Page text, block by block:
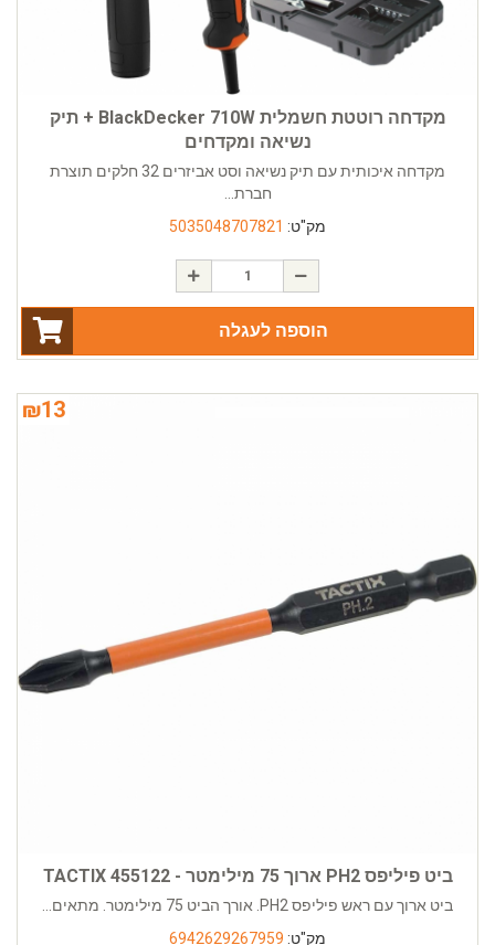
מקדחה רוטטת חשמלית BlackDecker 710W + תיק
נשיאה ומקדחים
מקדחה איכותית עם תיק נשיאה וסט אביזרים 32 חלקים תוצרת
חברת...
מק"ט: 5035048707821
הוספה לעגלה
₪13
ביט פיליפס PH2 ארוך 75 מילימטר - TACTIX 455122
ביט ארוך עם ראש פיליפס PH2. אורך הביט 75 מילימטר. מתאים...
מק"ט: 6942629267959